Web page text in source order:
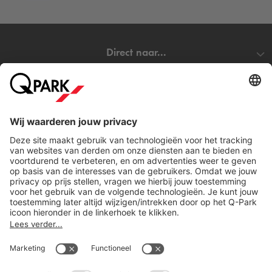
community. Of je nu uit de regio komt of vanuit andere
dynamisch netwerk midden in de stad van de toekomst.
Ga jij werken bij HubClub Eindhoven en wil je verzekerd zijn
van een parkeerplaats? Reserveer dan eenvoudig online je
ergens anders in Eindhoven parkeren? Bekijk dan ons
complete aanbod vanparkeergarages in Eindhoven.
Wat kost het om in de buurt van HubClub
Eindhoven te parkeren?
BijQ-ParkWitte Dame parkeer je al vanaf
van een parkeerplaats. Je kunt gemakkelijk in- en uitrijden op
Direct naar...
Copyright